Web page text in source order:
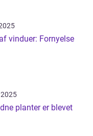
vinduer: Fornyelse
planter er blevet